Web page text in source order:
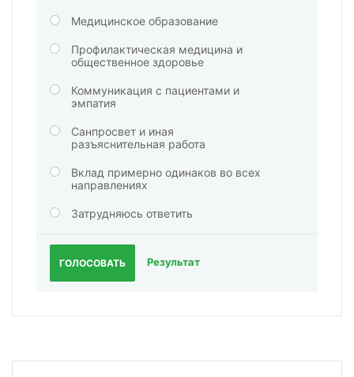
Медицинское образование
Профилактическая медицина и
общественное здоровье
Коммуникация с пациентами и
эмпатия
Санпросвет и иная
разъяснительная работа
Вклад примерно одинаков во всех
направлениях
Затрудняюсь ответить
ГОЛОСОВАТЬ Результат